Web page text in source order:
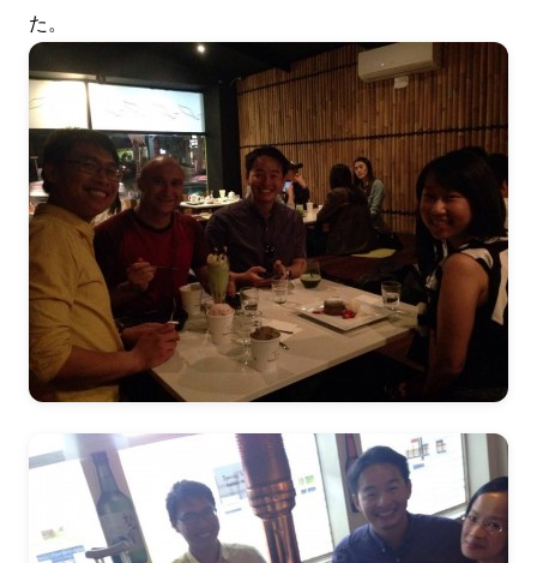
た。